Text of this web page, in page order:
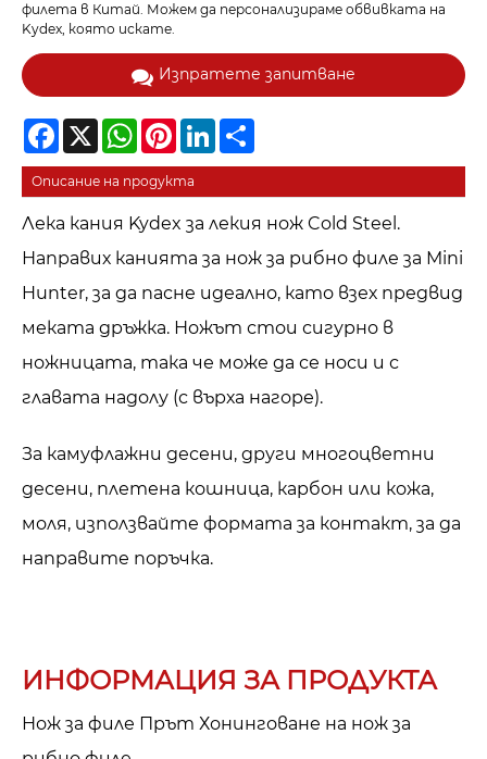
филета в Китай. Можем да персонализираме обвивката на
Kydex, която искате.
Изпратете запитване
Facebook
X WhatsAppPinterestLinkedIn
Описание на продукта
Лека кания Kydex за лекия нож Cold Steel.
Направих канията за нож за рибно филе за Mini
Hunter, за да пасне идеално, като взех предвид
меката дръжка. Ножът стои сигурно в
ножницата, така че може да се носи и с
главата надолу (с върха нагоре).
За камуфлажни десени, други многоцветни
десени, плетена кошница, карбон или кожа,
моля, използвайте формата за контакт, за да
направите поръчка.
ИНФОРМАЦИЯ ЗА ПРОДУКТА
Нож за филе Прът Хонинговане на нож за